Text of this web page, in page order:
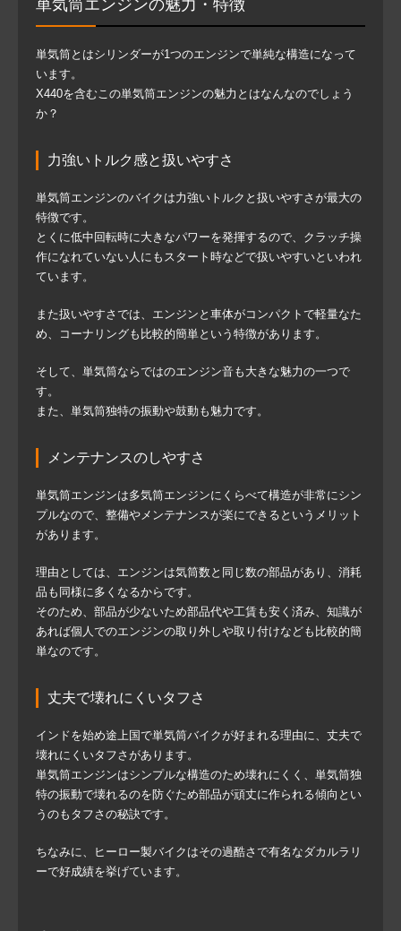
単気筒エンジンの魅力・特徴
単気筒とはシリンダーが1つのエンジンで単純な構造になって
います。
X440を含むこの単気筒エンジンの魅力とはなんなのでしょう
か？
力強いトルク感と扱いやすさ
単気筒エンジンのバイクは力強いトルクと扱いやすさが最大の
特徴です。
とくに低中回転時に大きなパワーを発揮するので、クラッチ操
作になれていない人にもスタート時などで扱いやすいといわれ
ています。
また扱いやすさでは、エンジンと車体がコンパクトで軽量なた
め、コーナリングも比較的簡単という特徴があります。
そして、単気筒ならではのエンジン音も大きな魅力の一つで
す。
また、単気筒独特の振動や鼓動も魅力です。
メンテナンスのしやすさ
単気筒エンジンは多気筒エンジンにくらべて構造が非常にシン
プルなので、整備やメンテナンスが楽にできるというメリット
があります。
理由としては、エンジンは気筒数と同じ数の部品があり、消耗
品も同様に多くなるからです。
そのため、部品が少ないため部品代や工賃も安く済み、知識が
あれば個人でのエンジンの取り外しや取り付けなども比較的簡
単なのです。
丈夫で壊れにくいタフさ
インドを始め途上国で単気筒バイクが好まれる理由に、丈夫で
壊れにくいタフさがあります。
単気筒エンジンはシンプルな構造のため壊れにくく、単気筒独
特の振動で壊れるのを防ぐため部品が頑丈に作られる傾向とい
うのもタフさの秘訣です。
ちなみに、ヒーロー製バイクはその過酷さで有名なダカルラリ
ーで好成績を挙げています。